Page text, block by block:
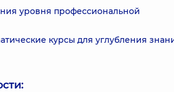
уровня профессиональной
курсы для углубления